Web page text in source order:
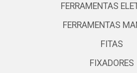
FERRAMENTAS
FERRAMENTAS
FITAS
FIXADORES